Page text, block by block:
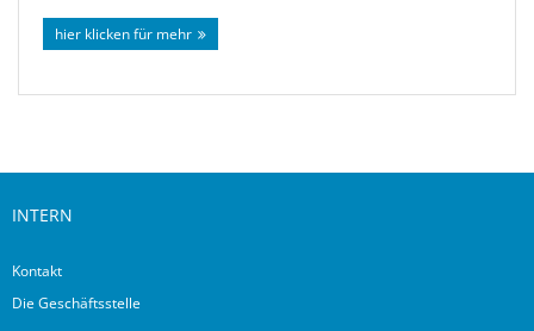
hier klicken für mehr
INTERN
Kontakt
Die Geschäftsstelle